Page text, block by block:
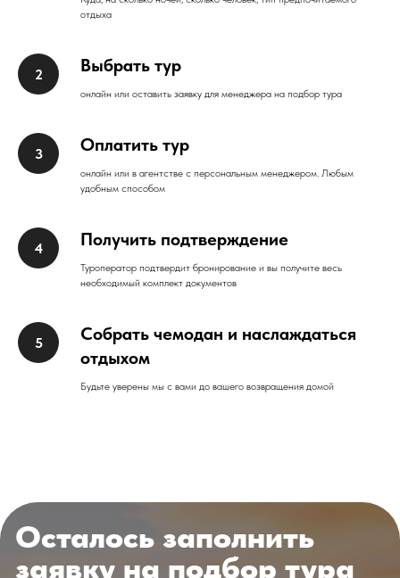
отдыха
Выбрать тур
онлайн или оставить заявку для менеджера на подбор тура
Оплатить тур
онлайн или в агентстве с персональным менеджером. Любым
удобным способом
Получить подтверждение
Туроператор подтвердит бронирование и вы получите весь
необходимый комплект документов
Собрать чемодан и наслаждаться
отдыхом
Будьте уверены мы с вами до вашего возвращения домой